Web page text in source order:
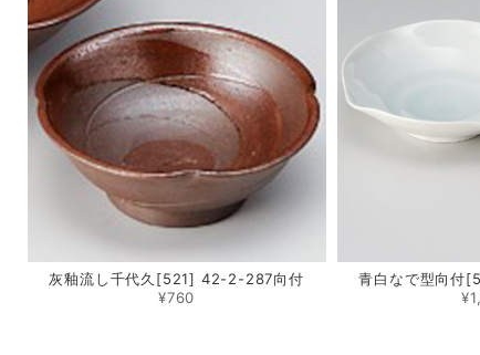
灰釉流し千代久[521] 42-2-287向付
¥760
青白なで型向付